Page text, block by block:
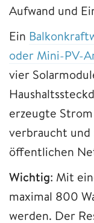
Aufwand und
Ein
oder Mini-PV-
vier
erzeugte
verbraucht und
öffentlichen
Wichtig: Mit
maximal 800
werden. Der